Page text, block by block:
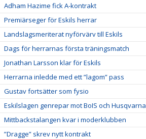
Adham Hazime fick A-kontrakt
Premiärseger för Eskils herrar
Landslagsmeriterat nyförvärv till Eskils
Dags för herrarnas första träningsmatch
Jonathan Larsson klar för Eskils
Herrarna inledde med ett ”lagom” pass
Gustav fortsätter som fysio
Eskilslagen genrepar mot BoIS och Husqvarna
Mittbackstalangen kvar i moderklubben
”Dragge” skrev nytt kontrakt